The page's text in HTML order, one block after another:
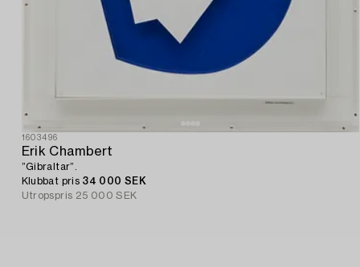
1603496
Erik Chambert
”Gibraltar”.
Klubbat pris 34 000 SEK
Utropspris 25 000 SEK